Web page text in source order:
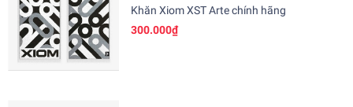
Khăn Xiom XST Arte chính hãng
300.000₫